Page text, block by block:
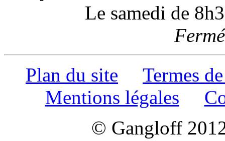
Le samedi de
Plan du site
Termes
Mentions légales
© Gangloff